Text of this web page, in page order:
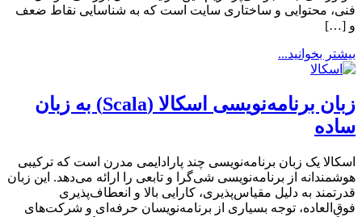
فنی، محتوایی و ساختاری سایت است که به شناسایی نقاط ضعف
و […]
بیشتر بخوانید...
زبان برنامه‌نویسی اسکالا (Scala) به زبان
ساده
اسکالا یک زبان برنامه‌نویسی چند پارادایمی مدرن است که ترکیبی
هوشمندانه از برنامه‌نویسی شی‌گرا و تابعی را ارائه می‌دهد. این زبان
قدرتمند به دلیل مقیاس‌پذیری، کارایی بالا و انعطاف‌پذیری
فوق‌العاده، توجه بسیاری از برنامه‌نویسان حرفه‌ای و شرکت‌های